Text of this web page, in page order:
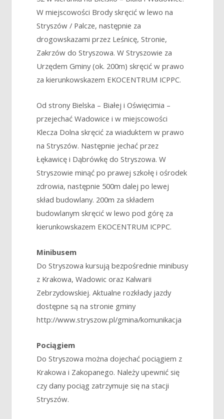
W miejscowości Brody skręcić w lewo na
Stryszów / Palcze, następnie za
drogowskazami przez Leśnicę, Stronie,
Zakrzów do Stryszowa. W Stryszowie za
Urzędem Gminy (ok. 200m) skręcić w prawo
za kierunkowskazem EKOCENTRUM ICPPC.
Od strony Bielska – Białej i Oświęcimia –
przejechać Wadowice i w miejscowości
Klecza Dolna skręcić za wiaduktem w prawo
na Stryszów. Następnie jechać przez
Łękawicę i Dąbrówkę do Stryszowa. W
Stryszowie minąć po prawej szkołę i ośrodek
zdrowia, następnie 500m dalej po lewej
skład budowlany. 200m za składem
budowlanym skręcić w lewo pod górę za
kierunkowskazem EKOCENTRUM ICPPC.
Minibusem
Do Stryszowa kursują bezpośrednie minibusy
z Krakowa, Wadowic oraz Kalwarii
Zebrzydowskiej. Aktualne rozkłady jazdy
dostępne są na stronie gminy
http://www.stryszow.pl/gmina/komunikacja
Pociągiem
Do Stryszowa można dojechać pociągiem z
Krakowa i Zakopanego. Należy upewnić się
czy dany pociąg zatrzymuje się na stacji
Stryszów.